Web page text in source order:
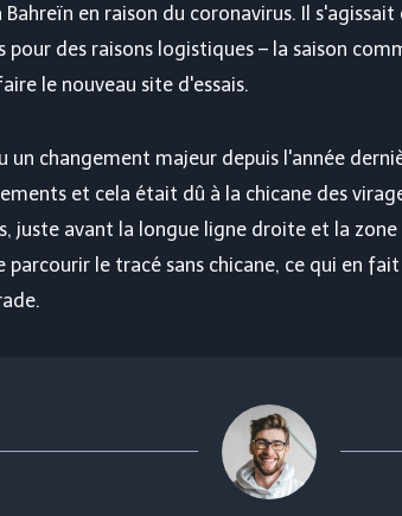
en raison du coronavirus. Il
pour des raisons logistiques – la saison
le nouveau site d'essais.
un changement majeur depuis l'année
et cela était dû à la chicane des
juste avant la longue ligne droite et la zone
parcourir le tracé sans chicane, ce qui en